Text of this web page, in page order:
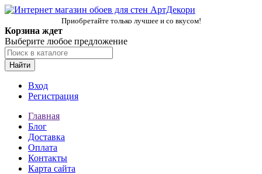
Приобретайте только лучшее и со вкусом!
Корзина ждет
Выберите любое предложение
Найти
Вход
Регистрация
Главная
Блог
Доставка
Оплата
Контакты
Карта сайта